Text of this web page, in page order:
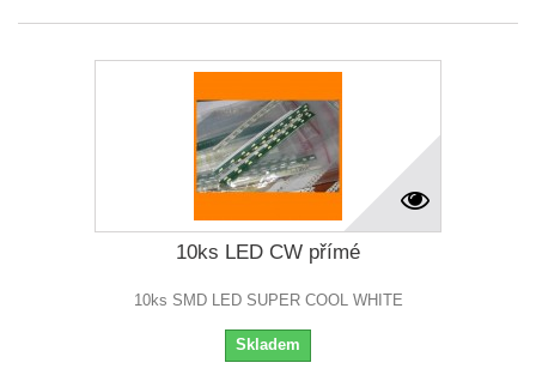
10ks LED CW přímé
10ks SMD LED SUPER COOL WHITE
Skladem